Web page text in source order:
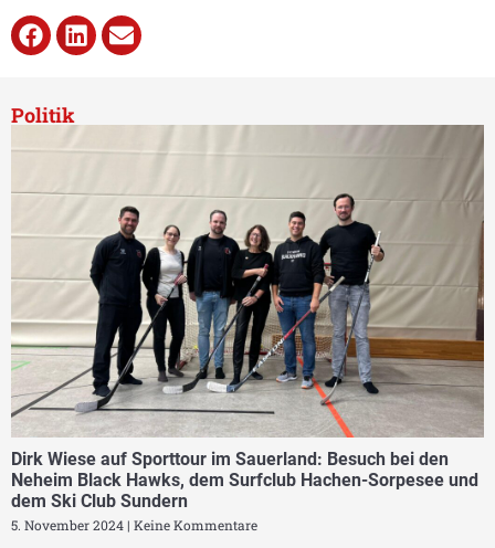
Politik
Dirk Wiese auf Sporttour im Sauerland: Besuch bei den
Neheim Black Hawks, dem Surfclub Hachen-Sorpesee und
dem Ski Club Sundern
5. November 2024 Keine Kommentare